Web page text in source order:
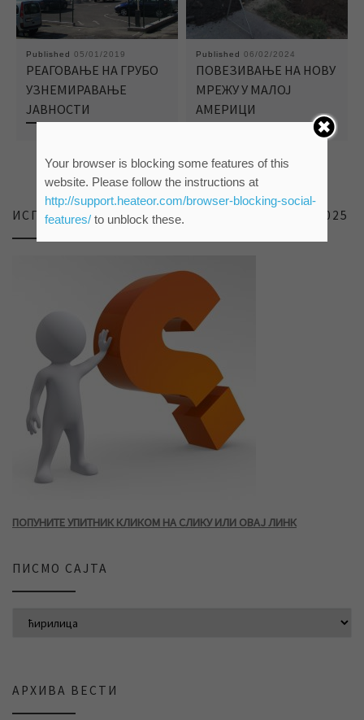
Published 05/01/2019
РЕАГОВАЊЕ НА ГРУБО
УЗНЕМИРАВАЊЕ
ЈАВНОСТИ
Published 06/02/2024
ПОВЕЗИВАЊЕ НА НОВУ
МРЕЖУ У МАЛОЈ
АМЕРИЦИ
ИСПИТИВАЊЕ ЗАДОВОЉСТВА КОРИСНИКА 2025
ПОПУНИТЕ УПИТНИК КЛИКОМ НА СЛИКУ ИЛИ ОВАЈ ЛИНК
ПИСМО САЈТА
АРХИВА ВЕСТИ
Your browser is blocking some features of this
website. Please follow the instructions at
http://support.heateor.com/browser-blocking-social-
features/to unblock these.